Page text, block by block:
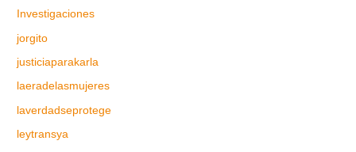
Investigaciones
jorgito
justiciaparakarla
laeradelasmujeres
laverdadseprotege
leytransya